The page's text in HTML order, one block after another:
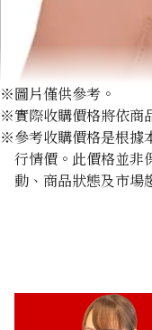
Hermes Birkin 25
※圖片僅供參考。
※實際收購價格將依商
※參考收購價格是根據
行情價。此價格並非
動、商品狀態及市場